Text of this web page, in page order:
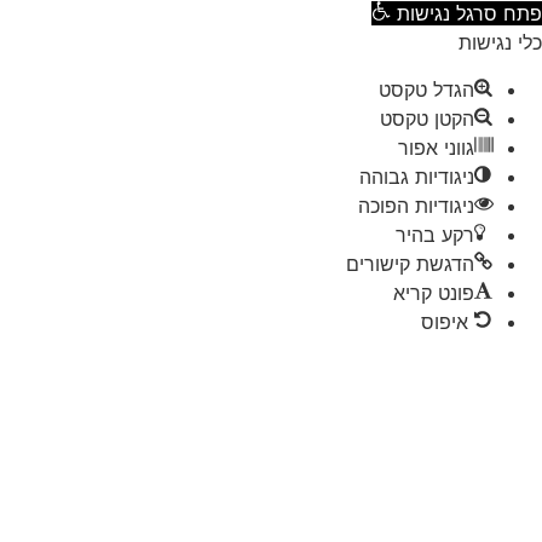
סרגל נגישות
נגישות
הגדל טקסט
הקטן טקסט
גווני אפור
ניגודיות גבוהה
ניגודיות הפוכה
רקע בהיר
הדגשת קישורים
פונט קריא
איפוס